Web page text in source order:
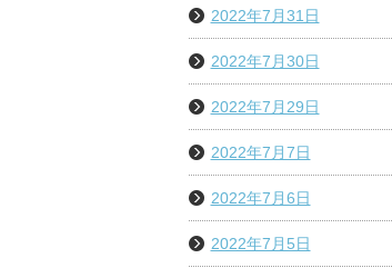
2022年7月31日
2022年7月30日
2022年7月29日
2022年7月7日
2022年7月6日
2022年7月5日